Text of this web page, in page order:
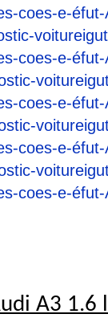
coes-e-
coes-e-
coes-e-
coes-e-
coes-e-
A3 1.6